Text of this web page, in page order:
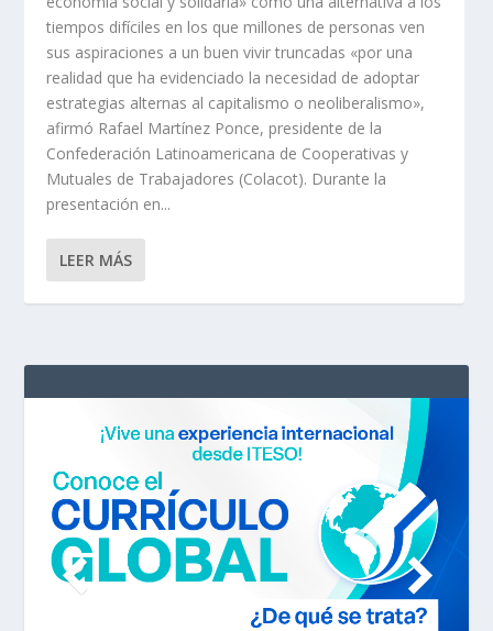
tiempos difíciles en los que millones de personas ven
sus aspiraciones a un buen vivir truncadas «por una
realidad que ha evidenciado la necesidad de adoptar
estrategias alternas al capitalismo o neoliberalismo»,
afirmó Rafael Martínez Ponce, presidente de la
Confederación Latinoamericana de Cooperativas y
Mutuales de Trabajadores (Colacot). Durante la
presentación en...
LEER MÁS